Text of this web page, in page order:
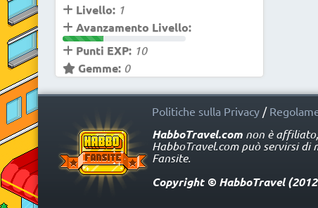
Livello: 1
Avanzamento Livello:
Punti EXP: 10
Gemme: 0
Politiche sulla Privacy/
HabboTravel.comnon è affiliato,
HabboTravel.com può servirsi
Fansite.
Copyright © HabboTravel (2012